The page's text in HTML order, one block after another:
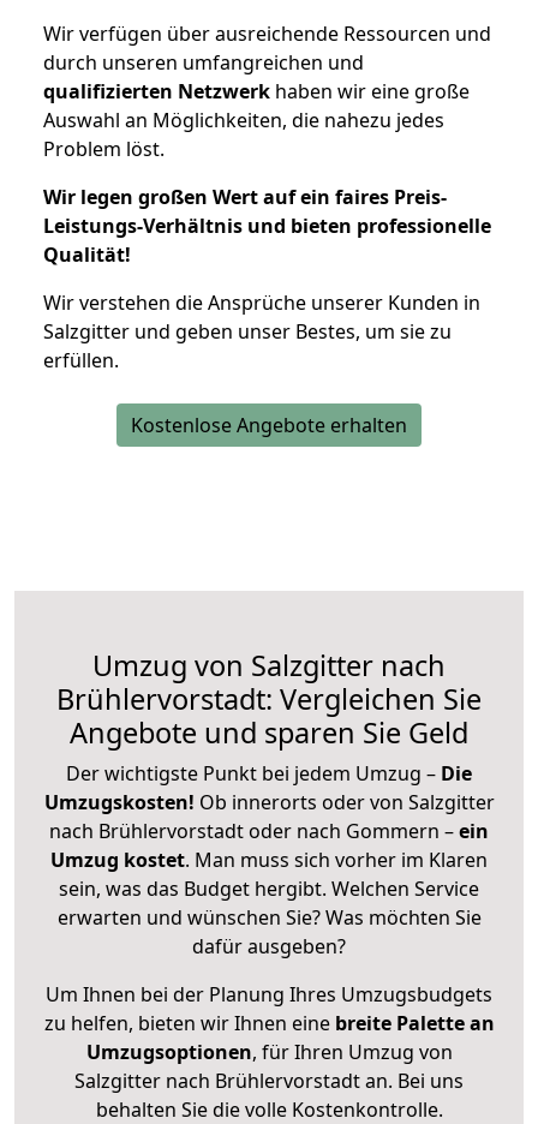
Wir verfügen über ausreichende Ressourcen und
durch unseren umfangreichen und
qualifizierten Netzwerk haben wir eine große
Auswahl an Möglichkeiten, die nahezu jedes
Problem löst.
Wir legen großen Wert auf ein faires Preis-
Leistungs-Verhältnis und bieten professionelle
Qualität!
Wir verstehen die Ansprüche unserer Kunden in
Salzgitter und geben unser Bestes, um sie zu
erfüllen.
Kostenlose Angebote erhalten
Umzug von Salzgitter nach
Brühlervorstadt: Vergleichen Sie
Angebote und sparen Sie Geld
Der wichtigste Punkt bei jedem Umzug – Die
Umzugskosten! Ob innerorts oder von Salzgitter
nach Brühlervorstadt oder nach Gommern –ein
Umzug kostet. Man muss sich vorher im Klaren
sein, was das Budget hergibt. Welchen Service
erwarten und wünschen Sie? Was möchten Sie
dafür ausgeben?
Um Ihnen bei der Planung Ihres Umzugsbudgets
zu helfen, bieten wir Ihnen eine breite Palette an
Umzugsoptionen, für Ihren Umzug von
Salzgitter nach Brühlervorstadt an. Bei uns
behalten Sie die volle Kostenkontrolle.